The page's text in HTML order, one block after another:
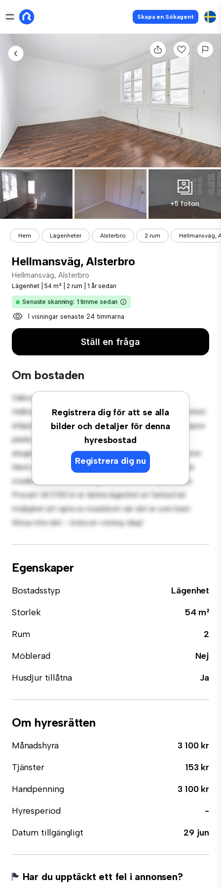
Skapa en Sökagent
+5 foton
Hem Lägenheter Alsterbro 2 rum Hellmansväg,
Hellmansväg, Alsterbro
Hellmansväg, Alsterbro
Lägenhet 54 m² 2 rum 1 år sedan
Senaste skanning: 1 timme sedan
1 visningar senaste 24 timmarna
Ställ en fråga
Om bostaden
Registrera dig för att se alla
bilder och detaljer för denna
hyresbostad
Registrera dig nu
Välkommen till ditt nya urbana tillflyktsort på
Hellmansväg, Alsterbro! Denna moderna 2-rumslägenhet
erbjuder ett elegant och mysigt vardagsrum. Den öppna
planlösningen är perfekt för underhållning, och det
eleganta köket är utrustat med förstklassiga apparater.
Med sitt utmärkta läge ligger du bara några steg från
stadens bästa restauranger, butiker och nöjesställen.
Prisvärt till 3 100 kr är denna lägenhet en fantastisk
möjlighet att njuta av stadslivet när det är som bäst.
Missa inte det – boka en visning idag!
Egenskaper
Bostadsstyp
Lägenhet
Storlek
54 m²
Rum
2
Möblerad
Nej
Husdjur tillåtna
Ja
Om hyresrätten
Månadshyra
3 100 kr
Tjänster
153 kr
Handpenning
3 100 kr
Hyresperiod
-
Datum tillgängligt
29 jun
Har du upptäckt ett fel i annonsen?